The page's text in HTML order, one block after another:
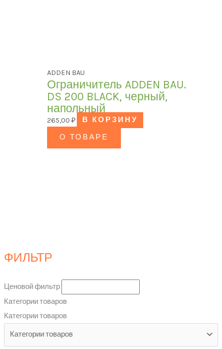
ФИЛЬТР
Ценовой фильтр
Категории товаров
Категории товаров
ADDEN BAU
Ограничитель ADDEN BAU.
DS 200 BLACK, черный,
напольный
265,00₽
В КОРЗИНУ
О ТОВАРЕ